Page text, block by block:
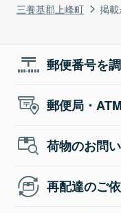
三養基郡上峰町
掲
郵便番号を
郵便局・
荷物のお問
再配達のご